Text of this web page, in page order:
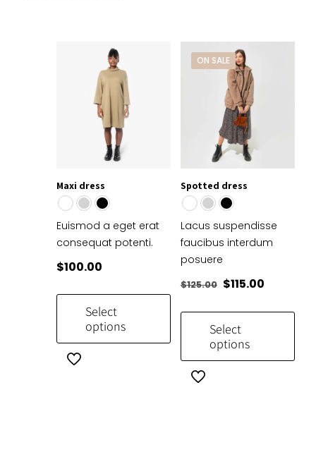
Maxi dress
Euismod a eget erat
consequat potenti.
$100.00
Select
options
This
ON SALE
Spotted dress
Lacus suspendisse
faucibus interdum
posuere
$125.00 Original
$125.00.
$115.00Current
Select
options
This